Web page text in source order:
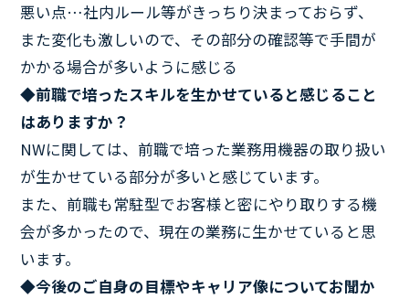
悪い点…社内ルール等がきっちり決まっておらず、
また変化も激しいので、その部分の確認等で手間が
かかる場合が多いように感じる
◆前職で培ったスキルを生かせていると感じること
はありますか？
NWに関しては、前職で培った業務用機器の取り扱い
が生かせている部分が多いと感じています。
また、前職も常駐型でお客様と密にやり取りする機
会が多かったので、現在の業務に生かせていると思
います。
◆今後のご自身の目標やキャリア像についてお聞か